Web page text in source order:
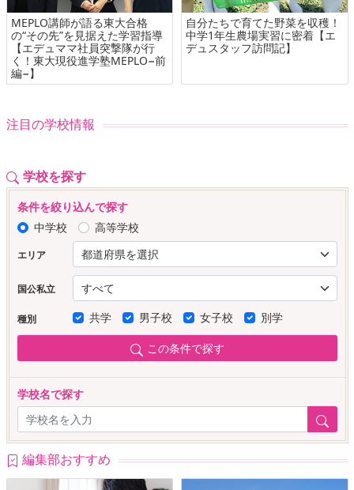
MEPLO講師が語る東大合格
の“その先”を見据えた学習指導
【エデュママ社員突撃隊が行
く！東大現役進学塾MEPLO−前
編−】
自分たちで育てた野菜を収穫！
中学1年生農場実習に密着【エ
デュスタッフ訪問記】
注目の学校情報
学校を探す
条件を絞り込んで探す
中学校
高等学校
エリア
国公私立
種別 共学 男子校 女子校 別学
この条件で探す
学校名で探す
編集部おすすめ